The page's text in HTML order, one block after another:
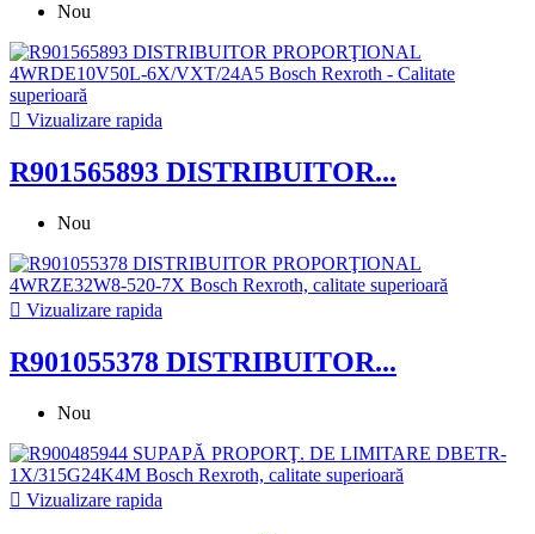
Nou
 Vizualizare rapida
R901565893 DISTRIBUITOR...
Nou
 Vizualizare rapida
R901055378 DISTRIBUITOR...
Nou
 Vizualizare rapida